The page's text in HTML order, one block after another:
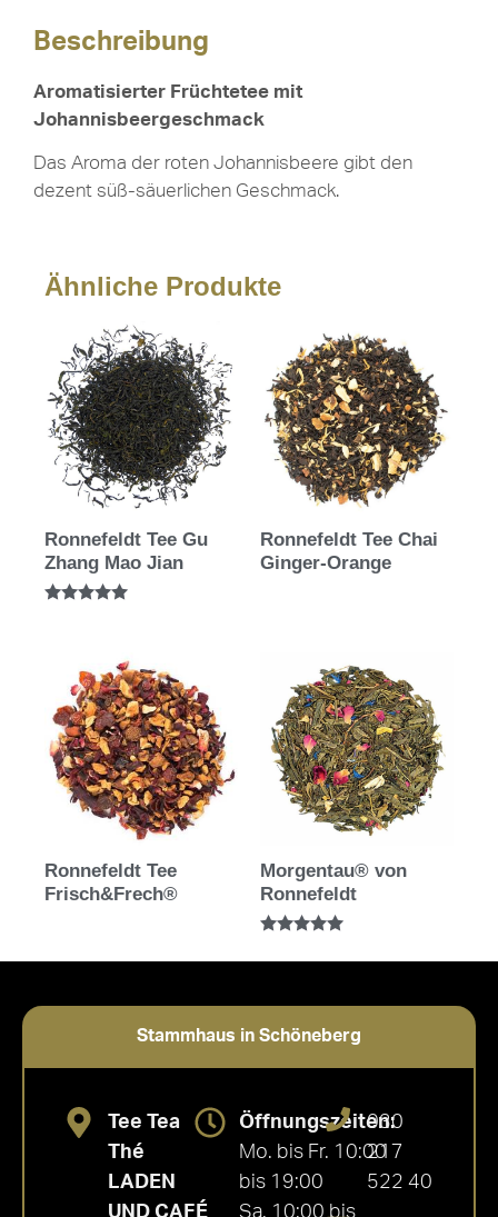
Beschreibung
Aromatisierter Früchtetee mit
Johannisbeergeschmack
Das Aroma der roten Johannisbeere gibt den
dezent süß-säuerlichen Geschmack.
Ähnliche Produkte
Ronnefeldt Tee Gu
Zhang Mao Jian
Ronnefeldt Tee Chai
Ginger-Orange
Ronnefeldt Tee
Frisch&Frech®
Morgentau® von
Ronnefeldt
5.00
Stammhaus in Schöneberg
Tee Tea
Thé
LADEN
UND CAFÉ
Öffnungszeiten:
Mo. bis Fr. 10:00
bis 19:00
Sa. 10:00 bis
030
217
522 40